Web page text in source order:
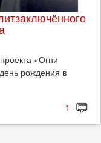
«Огни
рождения в
1